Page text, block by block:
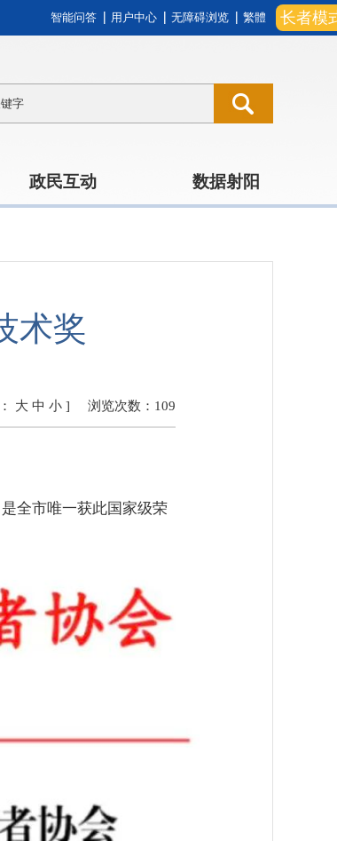
长者模
智能问答 用户中心 无障碍浏览 繁體
政民互动 数据射阳
术奖
浏览次数： 109
大 中 小 ]
全市唯一获此国家级荣